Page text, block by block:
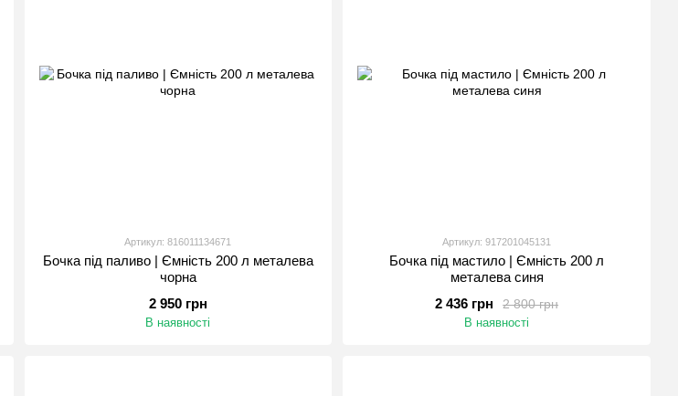
Артикул: 816011134671
Бочка під паливо | Ємність 200 л металева
чорна
2 950 грн
В наявності
Артикул: 917201045131
Бочка під мастило | Ємність 200 л
металева синя
2 800 грн
2 436 грн
В наявності